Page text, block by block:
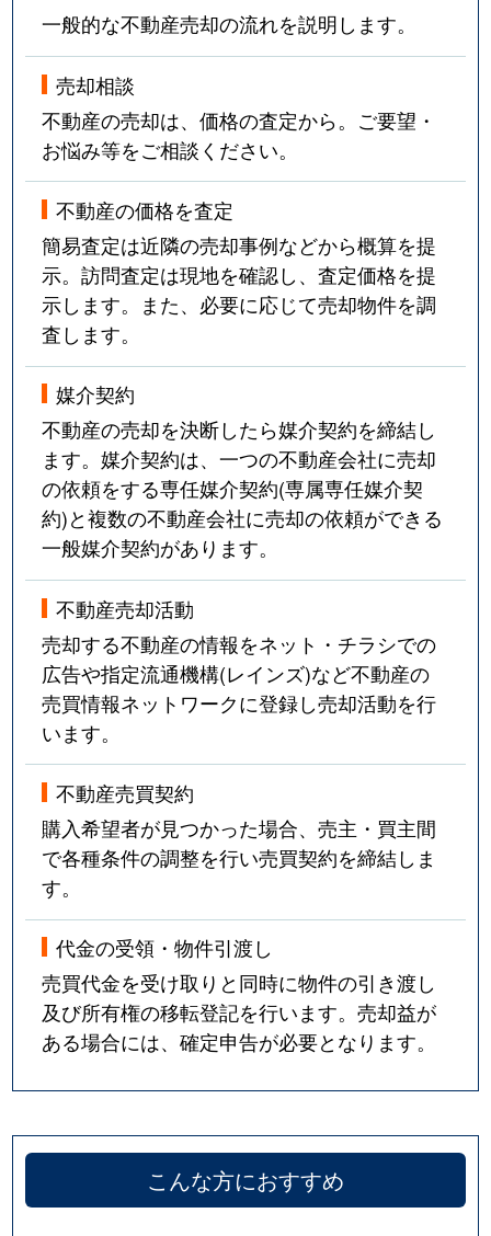
一般的な不動産売却の流れを説明します。
売却相談
不動産の売却は、価格の査定から。ご要望・
お悩み等をご相談ください。
不動産の価格を査定
簡易査定は近隣の売却事例などから概算を提
示。訪問査定は現地を確認し、査定価格を提
示します。また、必要に応じて売却物件を調
査します。
媒介契約
不動産の売却を決断したら媒介契約を締結し
ます。媒介契約は、一つの不動産会社に売却
の依頼をする専任媒介契約(専属専任媒介契
約)と複数の不動産会社に売却の依頼ができる
一般媒介契約があります。
不動産売却活動
売却する不動産の情報をネット・チラシでの
広告や指定流通機構(レインズ)など不動産の
売買情報ネットワークに登録し売却活動を行
います。
不動産売買契約
購入希望者が見つかった場合、売主・買主間
で各種条件の調整を行い売買契約を締結しま
す。
代金の受領・物件引渡し
売買代金を受け取りと同時に物件の引き渡し
及び所有権の移転登記を行います。売却益が
ある場合には、確定申告が必要となります。
こんな方におすすめ